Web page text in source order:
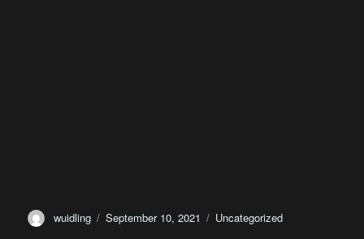
Autor
wuidling
Veröffentlicht
September 10, 2021 Kategorien
Uncategorized